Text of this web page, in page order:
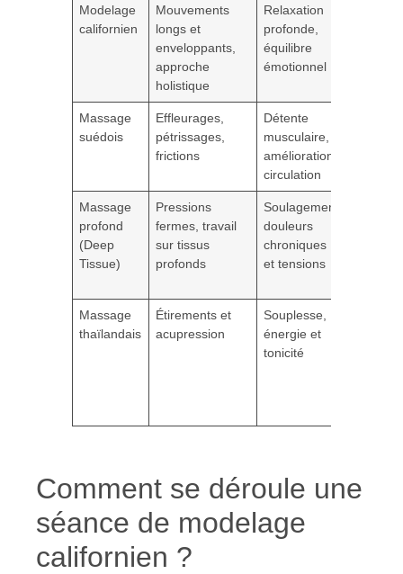
Modelage
californien
Mouvements
longs et
enveloppants,
approche
holistique
Relaxation
profonde,
équilibre
émotionnel
Massage
suédois
Effleurages,
pétrissages,
frictions
Détente
musculaire,
amélioration
circulation
Massage
profond
(Deep
Tissue)
Pressions
fermes, travail
sur tissus
profonds
Soulagement
douleurs
chroniques
et tensions
Massage
thaïlandais
Étirements et
acupression
Souplesse,
énergie et
tonicité
Comment se déroule une
séance de modelage
californien ?